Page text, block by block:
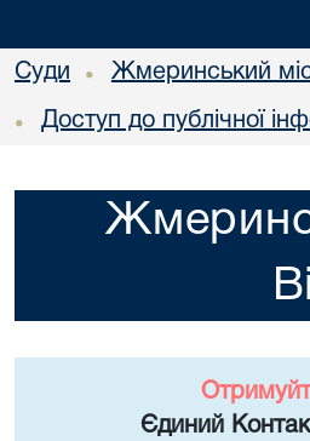
Суди • Жмеринський
• Доступ до публічної
Єдиний